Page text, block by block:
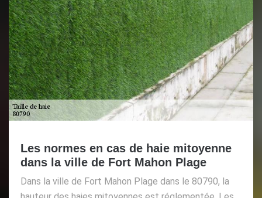
Les normes en cas de haie mitoyenne
dans la ville de Fort Mahon Plage
Dans la ville de Fort Mahon Plage dans le 80790, la